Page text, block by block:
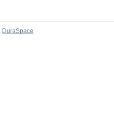
DuraSpace